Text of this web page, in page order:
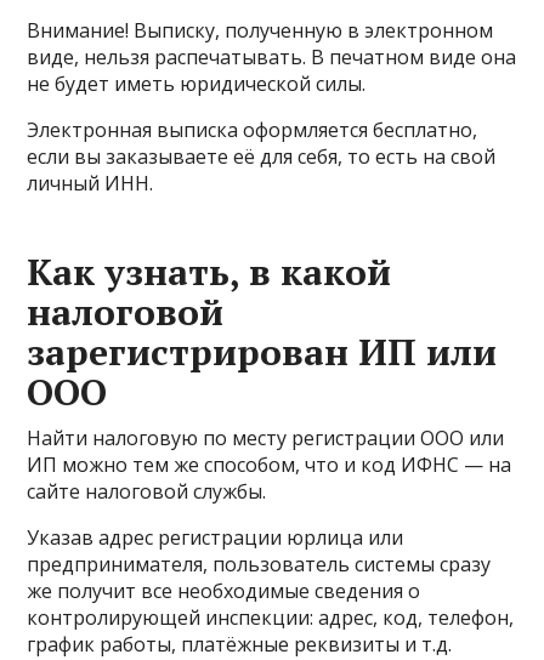
Внимание! Выписку, полученную в электронном
виде, нельзя распечатывать. В печатном виде она
не будет иметь юридической силы.
Электронная выписка оформляется бесплатно,
если вы заказываете её для себя, то есть на свой
личный ИНН.
Как узнать, в какой
налоговой
зарегистрирован ИП или
ООО
Найти налоговую по месту регистрации ООО или
ИП можно тем же способом, что и код ИФНС — на
сайте налоговой службы.
Указав адрес регистрации юрлица или
предпринимателя, пользователь системы сразу
же получит все необходимые сведения о
контролирующей инспекции: адрес, код, телефон,
график работы, платёжные реквизиты и т.д.